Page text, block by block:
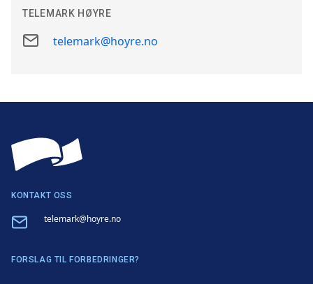
TELEMARK HØYRE
E-
telemark@hoyre.no
KONTAKT OSS
Email telemark@hoyre.no
FORSLAG TIL FORBEDRINGER?